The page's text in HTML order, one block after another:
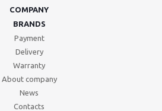
COMPANY
BRANDS
Payment
Delivery
Warranty
About company
News
Contacts